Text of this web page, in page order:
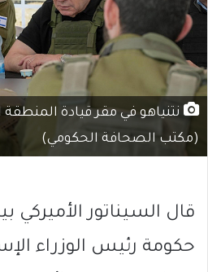
نتنياهو في مقر قيادة
(مكتب الصحافة الحكومي)
قال السيناتور الأميركي
حكومة رئيس الوزراء